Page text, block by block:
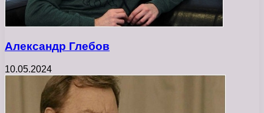
Александр Глебов
10.05.2024